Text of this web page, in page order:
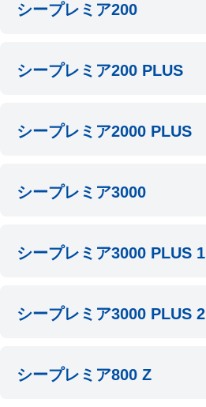
シープレミア200
シープレミア200 PLUS
シープレミア2000 PLUS
シープレミア3000
シープレミア3000 PLUS 1
シープレミア3000 PLUS 2
シープレミア800 Z